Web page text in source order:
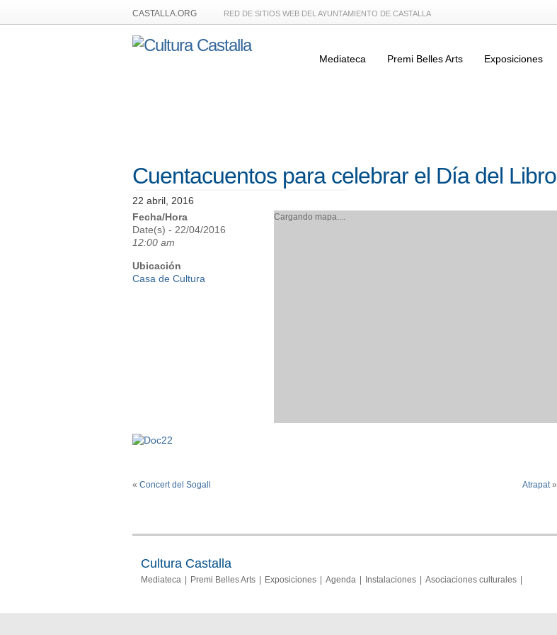
CASTALLA.ORG RED DE SITIOS WEB DEL AYUNTAMIENTO DE CASTALLA
Mediateca Premi Belles Arts Exposiciones
Cuentacuentos para celebrar el Día del Libro
22 abril, 2016
Cargando mapa....
Fecha/Hora
Date(s) - 22/04/2016
12:00 am
Ubicación
Casa de Cultura
« Concert del Sogall Atrapat»
Cultura Castalla
Mediateca Premi Belles Arts Exposiciones Agenda Instalaciones Asociaciones culturales